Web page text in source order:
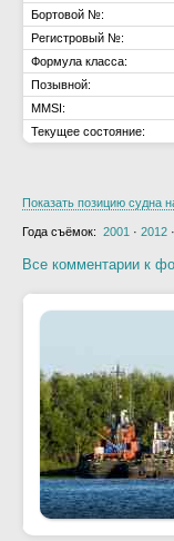
Бортовой №:
Регистровый №:
Формула класса:
Позывной:
MMSI:
Текущее состояние:
Показать позицию судна
Года съёмок: 2001 · 2012 ·
Все комментарии к